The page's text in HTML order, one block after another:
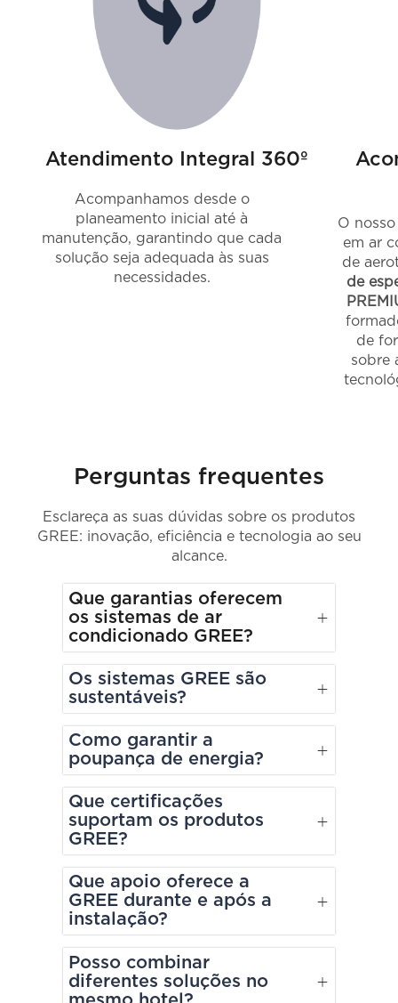
Atendimento Integral 360º
Acompanhamos desde o
planeamento inicial até à
manutenção, garantindo que cada
solução seja adequada às suas
necessidades.
O
em ar
de
de
de
sobre
Perguntas frequentes
Esclareça as suas dúvidas sobre os produtos
GREE: inovação, eficiência e tecnologia ao seu
alcance.
Que garantias oferecem
os sistemas de ar
condicionado GREE?
Os sistemas GREE são
sustentáveis?
Como garantir a
poupança de energia?
Que certificações
suportam os produtos
GREE?
Que apoio oferece a
GREE durante e após a
instalação?
Posso combinar
diferentes soluções no